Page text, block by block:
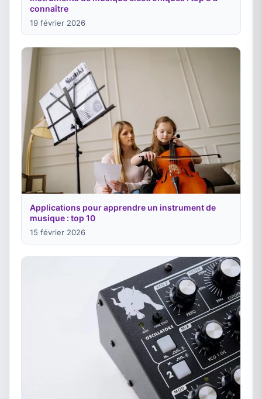
connaître
19 février 2026
Applications pour apprendre un instrument de
musique : top 10
15 février 2026